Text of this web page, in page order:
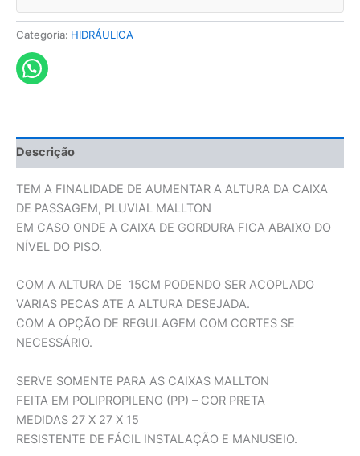
Categoria: HIDRÁULICA
Descrição
TEM A FINALIDADE DE AUMENTAR A ALTURA DA CAIXA
DE PASSAGEM, PLUVIAL MALLTON
EM CASO ONDE A CAIXA DE GORDURA FICA ABAIXO DO
NÍVEL DO PISO.
COM A ALTURA DE 15CM PODENDO SER ACOPLADO
VARIAS PECAS ATE A ALTURA DESEJADA.
COM A OPÇÃO DE REGULAGEM COM CORTES SE
NECESSÁRIO.
SERVE SOMENTE PARA AS CAIXAS MALLTON
FEITA EM POLIPROPILENO (PP) – COR PRETA
MEDIDAS 27 X 27 X 15
RESISTENTE DE FÁCIL INSTALAÇÃO E MANUSEIO.